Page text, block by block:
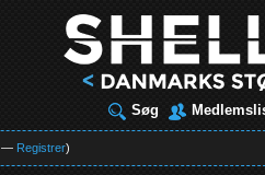
Søg
— Registrer)